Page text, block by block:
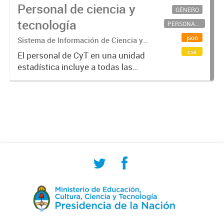
Personal de ciencia y
tecnología
Sistema de Información de Ciencia y
Tecnología Argentino (SICYTAR)
El personal de CyT en una unidad
estadística incluye a todas las
personas involucradas
GÉNERO
PERSONAL CIENTÍFICO-TECNOLÓGICO
json
csv